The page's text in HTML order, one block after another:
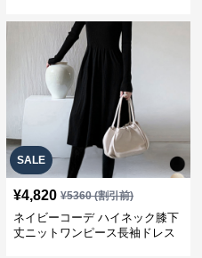
SALE
¥4,820 ¥5360(割引前)
ネイビーコーデ ハイネック膝下
丈ニットワンピース長袖ドレス